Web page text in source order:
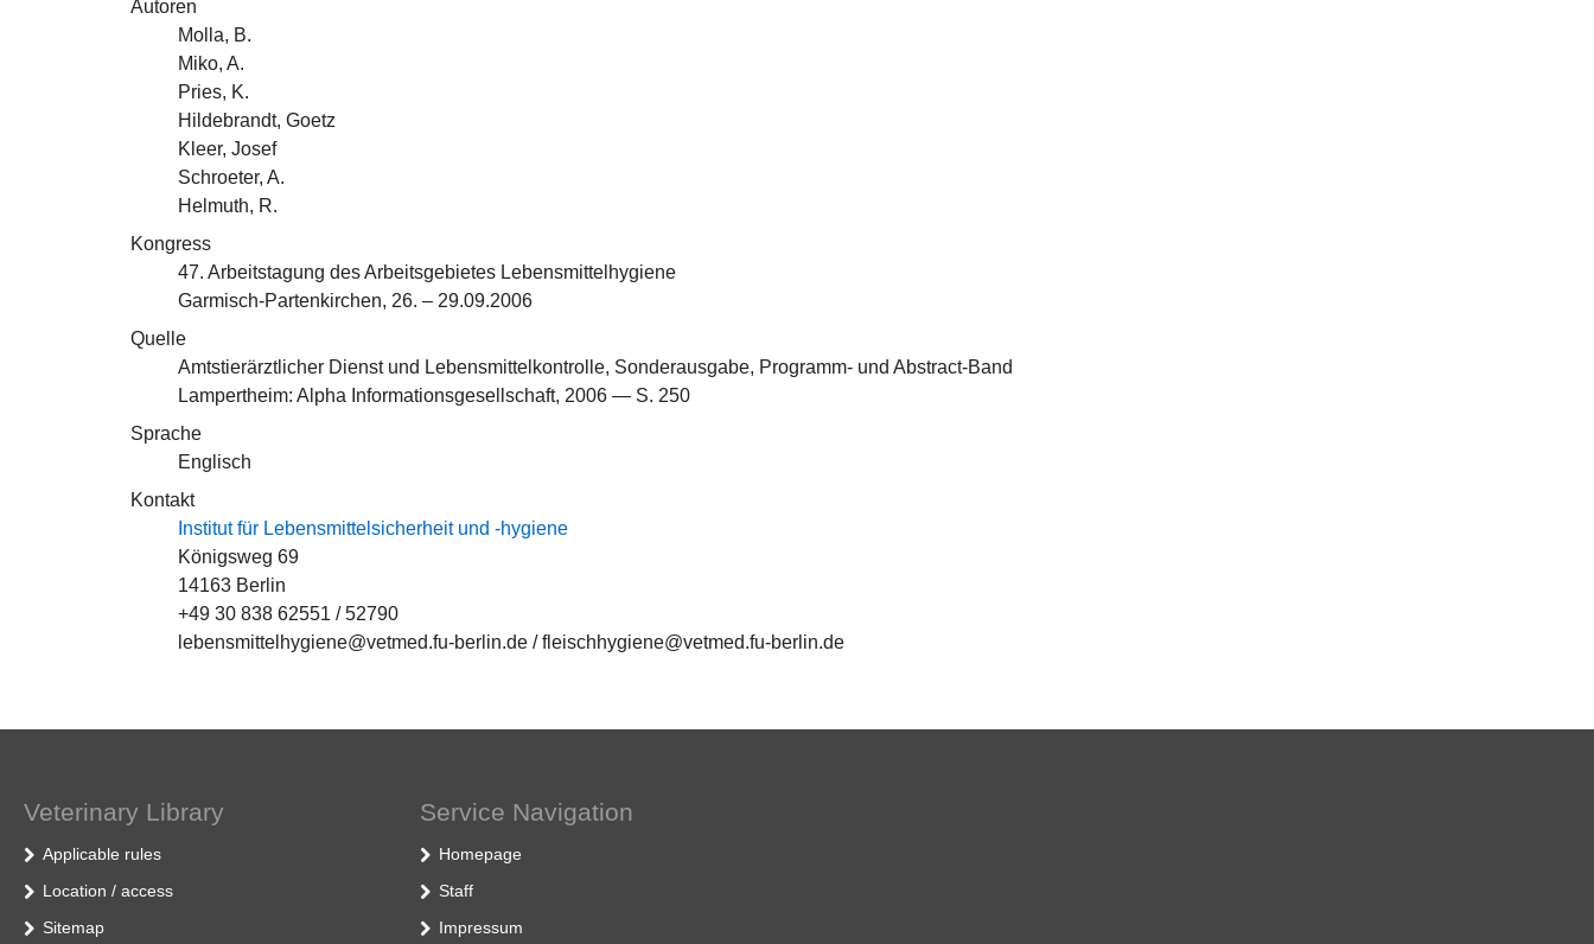
Autoren
Molla, B.
Miko, A.
Pries, K.
Hildebrandt, Goetz
Kleer, Josef
Schroeter, A.
Helmuth, R.
Kongress
47. Arbeitstagung des Arbeitsgebietes Lebensmittelhygiene
Garmisch-Partenkirchen, 26. – 29.09.2006
Quelle
Amtstierärztlicher Dienst und Lebensmittelkontrolle, Sonderausgabe, Programm- und Abstract-Band
Lampertheim: Alpha Informationsgesellschaft, 2006 — S. 250
Sprache
Englisch
Kontakt
Institut für Lebensmittelsicherheit und -hygiene
Königsweg 69
14163 Berlin
+49 30 838 62551 / 52790
lebensmittelhygiene@vetmed.fu-berlin.de / fleischhygiene@vetmed.fu-berlin.de
Veterinary Library
Applicable rules
Location / access
Sitemap
Service Navigation
Homepage
Staff
Impressum